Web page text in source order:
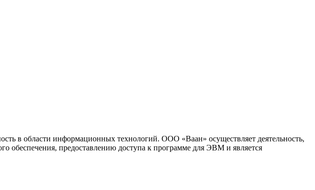
в области информационных технологий. ООО «Ваан» осуществляет деятельность,
обеспечения, предоставлению доступа к программе для ЭВМ и является